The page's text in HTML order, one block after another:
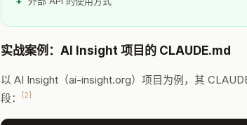
实战案例：AI Insight 项目的 CLAUDE.md
以 AI Insight（ai-insight.org）项目为例，其
段：
[2]